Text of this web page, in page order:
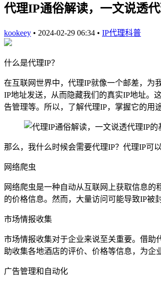
代理IP通俗解读，一文说透
kookeey • 2024-02-29 06:34 • IP代理科普
什么是代理IP？
在互联网世界中，代理IP就像一个邮差，为
IP地址发送，从而隐藏我们的真实IP地址。
告管理等。所以，了解代理IP，掌握它的用
那么，我什么时候会需要代理IP？代理IP可
网络爬虫
网络爬虫是一种自动从互联网上获取信息
的价格信息。然而，大量访问可能导致IP被
市场情报收集
市场情报收集对于企业来说至关重要。借助
助收集各地酒店的评价、价格等信息，为企
广告管理和自动化